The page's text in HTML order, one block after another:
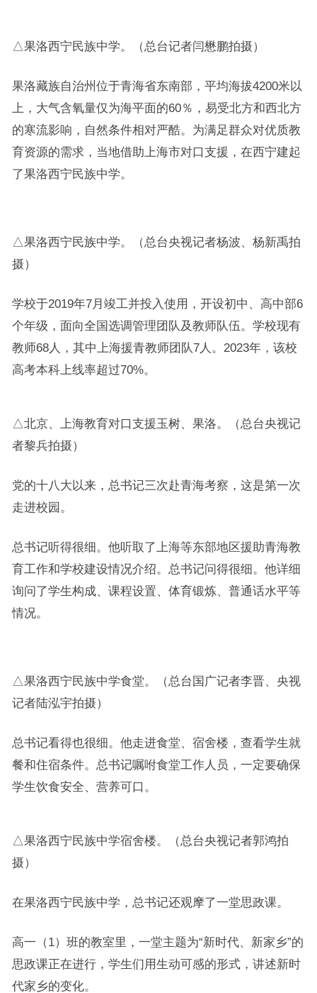
△果洛西宁民族中学。（总台记者闫懋鹏拍摄）
果洛藏族自治州位于青海省东南部，平均海拔4200米以
上，大气含氧量仅为海平面的60％，易受北方和西北方
的寒流影响，自然条件相对严酷。为满足群众对优质教
育资源的需求，当地借助上海市对口支援，在西宁建起
了果洛西宁民族中学。
△果洛西宁民族中学。（总台央视记者杨波、杨新禹拍
摄）
学校于2019年7月竣工并投入使用，开设初中、高中部6
个年级，面向全国选调管理团队及教师队伍。学校现有
教师68人，其中上海援青教师团队7人。2023年，该校
高考本科上线率超过70%。
△北京、上海教育对口支援玉树、果洛。（总台央视记
者黎兵拍摄）
党的十八大以来，总书记三次赴青海考察，这是第一次
走进校园。
总书记听得很细。他听取了上海等东部地区援助青海教
育工作和学校建设情况介绍。总书记问得很细。他详细
询问了学生构成、课程设置、体育锻炼、普通话水平等
情况。
△果洛西宁民族中学食堂。（总台国广记者李晋、央视
记者陆泓宇拍摄）
总书记看得也很细。他走进食堂、宿舍楼，查看学生就
餐和住宿条件。总书记嘱咐食堂工作人员，一定要确保
学生饮食安全、营养可口。
△果洛西宁民族中学宿舍楼。（总台央视记者郭鸿拍
摄）
在果洛西宁民族中学，总书记还观摩了一堂思政课。
高一（1）班的教室里，一堂主题为“新时代、新家乡”的
思政课正在进行，学生们用生动可感的形式，讲述新时
代家乡的变化。